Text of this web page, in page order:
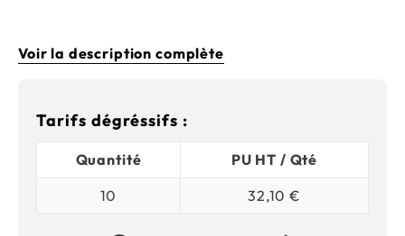
Voir la description complète
Tarifs dégréssifs :
Quantité
PU HT / Qté
10
32,10 €